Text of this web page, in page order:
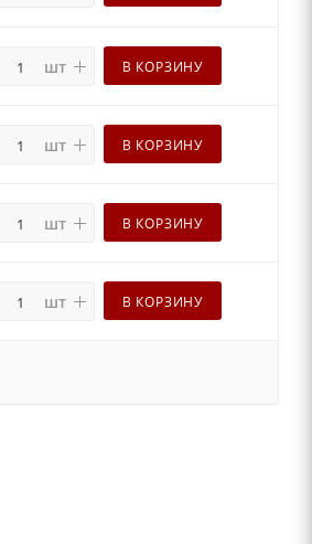
шт В КОРЗИНУ
шт В КОРЗИНУ
шт В КОРЗИНУ
шт В КОРЗИНУ